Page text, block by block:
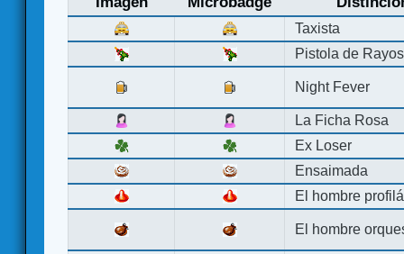
Taxista
Pistola de Rayos
Night Fever
La Ficha Rosa
Ex Loser
Ensaimada
El hombre
El hombre